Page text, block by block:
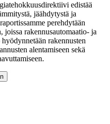
edistää
jäähdytystä ja
perehdytään
joissa rakennusautomaatio- ja
rakennusten
alentamiseen sekä